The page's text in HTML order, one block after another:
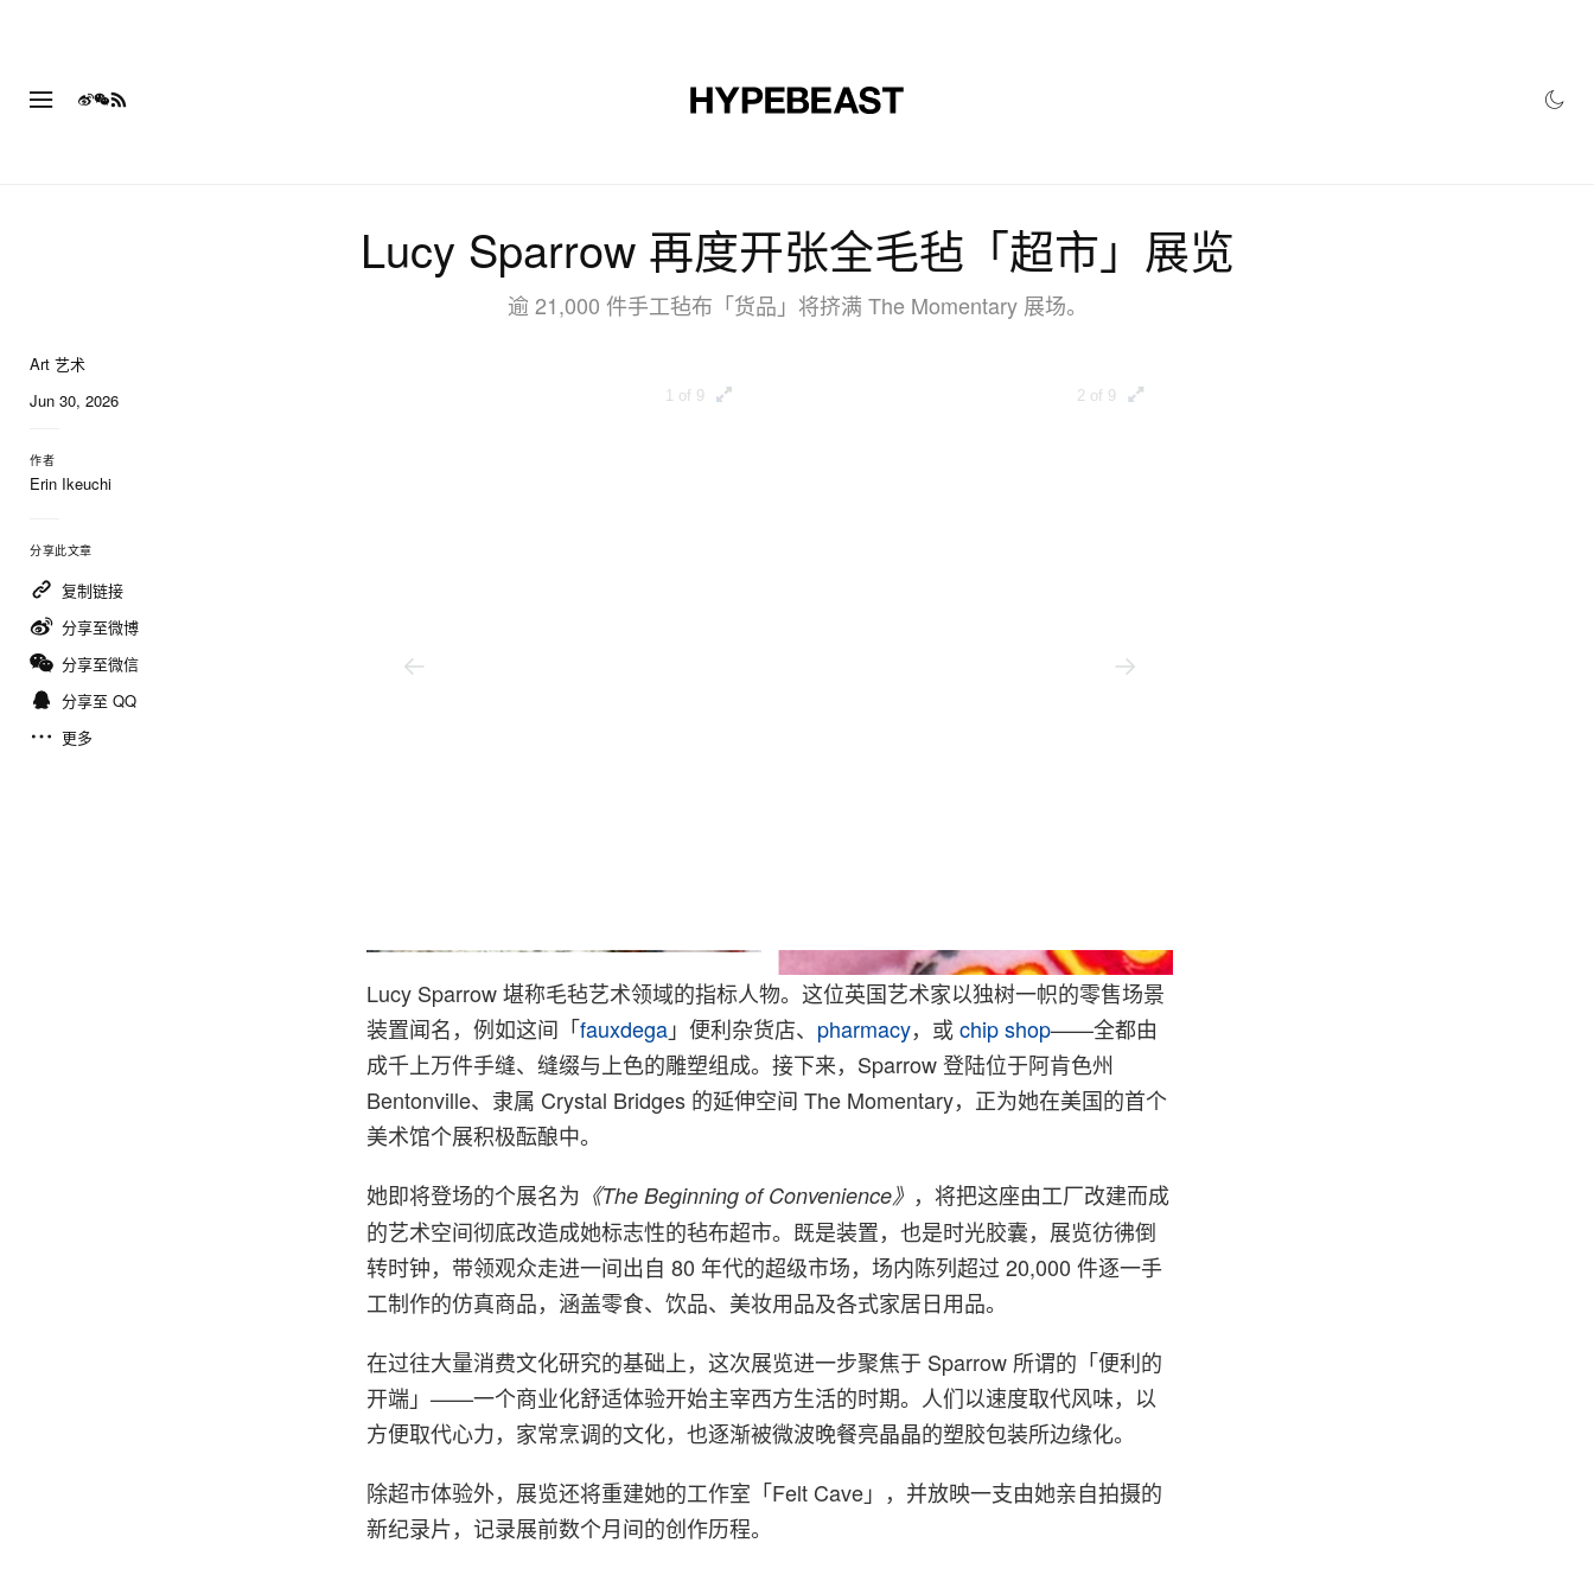
Lucy Sparrow 再度开张全毛毡「超市」展览
逾 21,000 件手工毡布「货品」将挤满 The Momentary 展场。
Art 艺术
Jun 30, 2026
作者
Erin Ikeuchi
分享此文章
复制链接
分享至微博
分享至微信
分享至 QQ
更多
1 of 9 2 of 9
@sewyoursoul
Lucy Sparrow 堪称毛毡艺术领域的指标人物。这位英国艺术家以独树一帜的零售场景
装置闻名，例如这间「fauxdega」便利杂货店、 pharmacy，或chip shop——全都由
成千上万件手缝、缝缀与上色的雕塑组成。接下来，Sparrow 登陆位于阿肯色州
Bentonville、隶属 Crystal Bridges 的延伸空间 The Momentary，正为她在美国的首个
美术馆个展积极酝酿中。
她即将登场的个展名为 《The Beginning of Convenience》 ，将把这座由工厂改建而成
的艺术空间彻底改造成她标志性的毡布超市。既是装置，也是时光胶囊，展览彷彿倒
转时钟，带领观众走进一间出自 80 年代的超级市场，场内陈列超过 20,000 件逐一手
工制作的仿真商品，涵盖零食、饮品、美妆用品及各式家居日用品。
在过往大量消费文化研究的基础上，这次展览进一步聚焦于 Sparrow 所谓的「便利的
开端」——一个商业化舒适体验开始主宰西方生活的时期。人们以速度取代风味，以
方便取代心力，家常烹调的文化，也逐渐被微波晚餐亮晶晶的塑胶包装所边缘化。
除超市体验外，展览还将重建她的工作室「Felt Cave」，并放映一支由她亲自拍摄的
新纪录片，记录展前数个月间的创作历程。